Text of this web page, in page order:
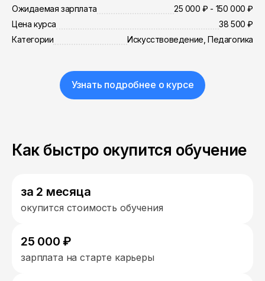
Ожидаемая зарплата
25 000 ₽ - 150 000 ₽
Цена курса
38 500 ₽
Категории
Искусствоведение, Педагогика
Узнать подробнее о курсе
Как быстро окупится обучение
за 2 месяца
окупится стоимость обучения
25 000 ₽
зарплата на старте карьеры